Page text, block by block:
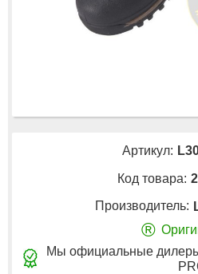
Артикул:
Код товара:
Производитель:
®
Мы официальные